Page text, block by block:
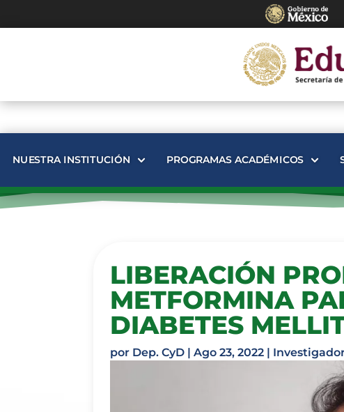
NUESTRA INSTITUCIÓN PROGRAMAS ACADÉMICOS
LIBERACIÓN
METFORMINA
DIABETES
por Dep. CyD |Ago 23, 2022 |